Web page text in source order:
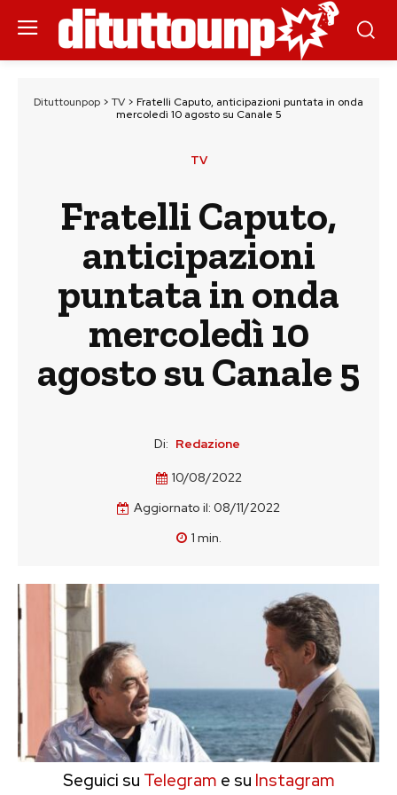
Dituttounpop > TV > Fratelli Caputo, anticipazioni puntata in onda
mercoledì 10 agosto su Canale 5
TV
Fratelli Caputo,
anticipazioni
puntata in onda
mercoledì 10
agosto su Canale 5
Di: Redazione
10/08/2022
Aggiornato il: 08/11/2022
1 min.
Seguici su Telegram e su Instagram